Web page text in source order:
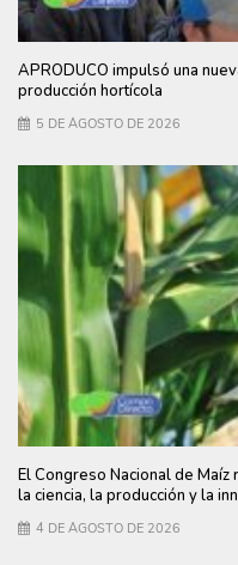
APRODUCO impulsó una
producción hortícola
5 DE AGOSTO DE 2026
El Congreso Nacional de
la ciencia, la producción y la
4 DE AGOSTO DE 2026